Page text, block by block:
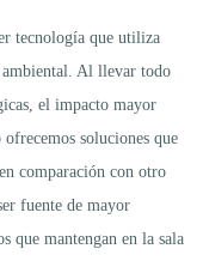
tecnología que utiliza
Al llevar todo
el impacto mayor
soluciones que
comparación con otro
fuente de mayor
que mantengan en la sala